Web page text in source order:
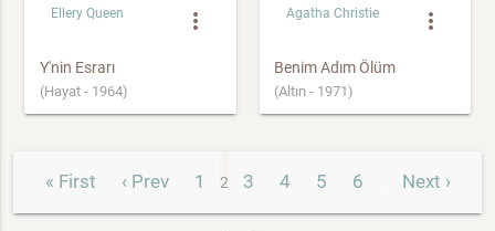
Ellery Queen more_vert
Y'nin Esrarı
(Hayat - 1964)
Agatha Christie more_vert
Benim Adım Ölüm
(Altın - 1971)
« First ‹ Prev 1 2 3 4 5 6 Next ›